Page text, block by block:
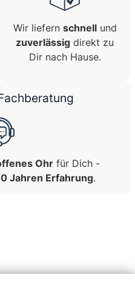
Wir liefern schnellund
zuverlässig direkt zu
Dir nach Hause.
Ohr für Dich -
Jahren Erfahrung.